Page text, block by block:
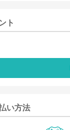
ト
い方法